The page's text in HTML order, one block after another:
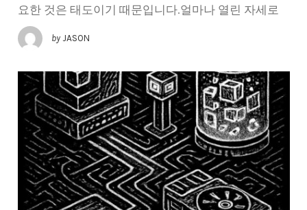
요한 것은 태도이기 때문입니다.얼마나 열린 자세로
by JASON